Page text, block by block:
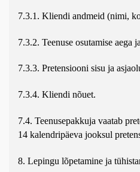
7.3.1. Kliendi andmeid (nimi,
7.3.2. Teenuse osutamise aega
7.3.3. Pretensiooni sisu ja
7.3.4. Kliendi nõuet.
7.4. Teenusepakkuja vaatab
14 kalendripäeva jooksul
8. Lepingu lõpetamine ja